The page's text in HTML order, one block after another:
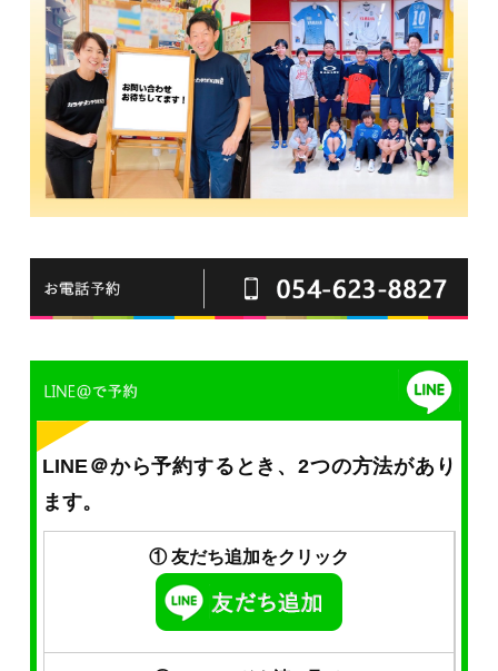
LINE＠から予約するとき、2つの方法があり
ます。
① 友だち追加をクリック